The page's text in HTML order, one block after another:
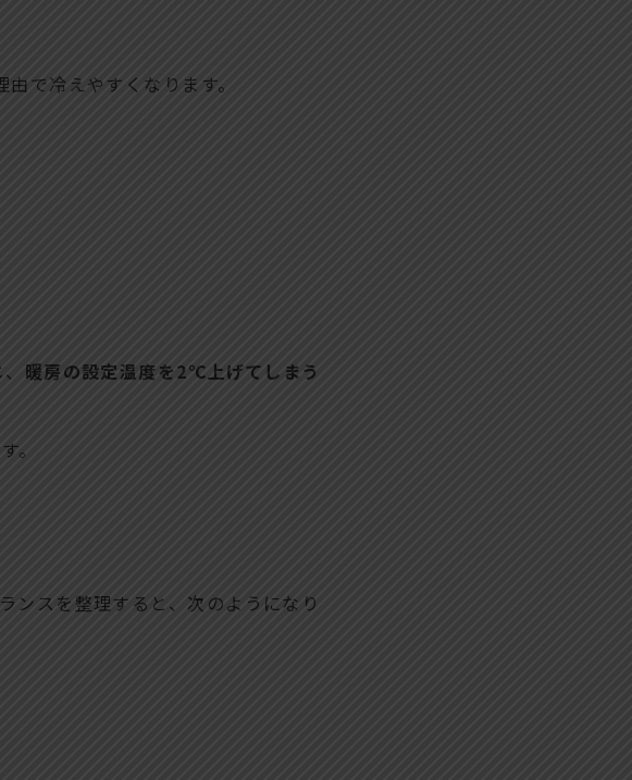
で冷えやすくなります。
暖房の設定温度を2℃上げてしまう
。
ンスを整理すると、次のようになり